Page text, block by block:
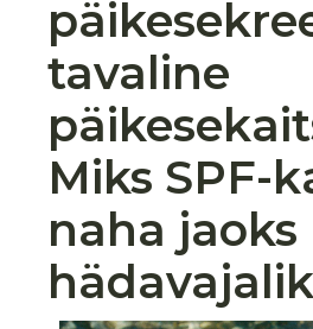
tavaline
Miks SPF-
naha jaoks
hädavajalik